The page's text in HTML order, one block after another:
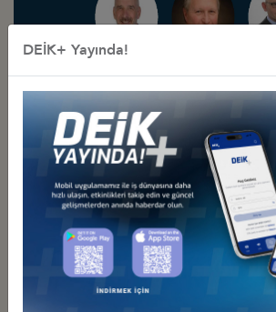
İş Konseyi ile Alakalı Diğer
DEİK+ Yayında!